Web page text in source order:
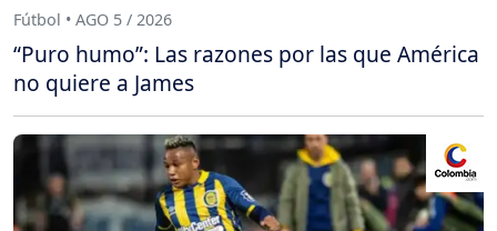
Fútbol • AGO 5 / 2026
“Puro humo”: Las razones por las que América
no quiere a James